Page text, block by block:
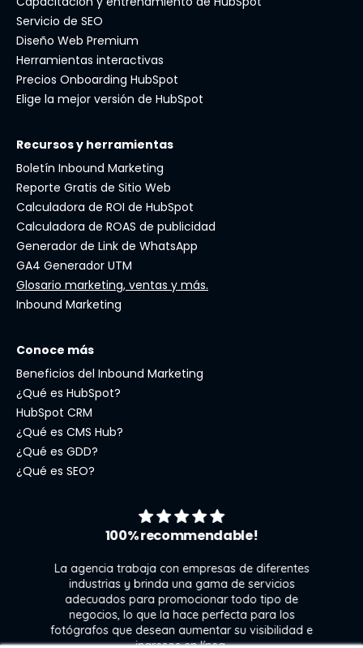
Servicio de SEO
Diseño Web Premium
Herramientas interactivas
Precios Onboarding HubSpot
Elige la mejor versión de HubSpot
Recursos y herramientas
Boletín Inbound Marketing
Reporte Gratis de Sitio Web
Calculadora de ROI de HubSpot
Calculadora de ROAS de publicidad
Generador de Link de WhatsApp
GA4 Generador UTM
Glosario marketing, ventas y más.
Inbound Marketing
Conoce más
Beneficios del Inbound Marketing
¿Qué es HubSpot?
HubSpot CRM
¿Qué es CMS Hub?
¿Qué es GDD?
¿Qué es SEO?
100% recommendable!
La agencia trabaja con empresas de diferentes
industrias y brinda una gama de servicios
adecuados para promocionar todo tipo de
negocios, lo que la hace perfecta para los
fotógrafos que desean aumentar su visibilidad e